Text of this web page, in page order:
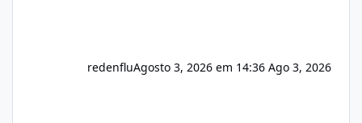
redenfluAgosto 3, 2026 em 14:36 Ago 3, 2026